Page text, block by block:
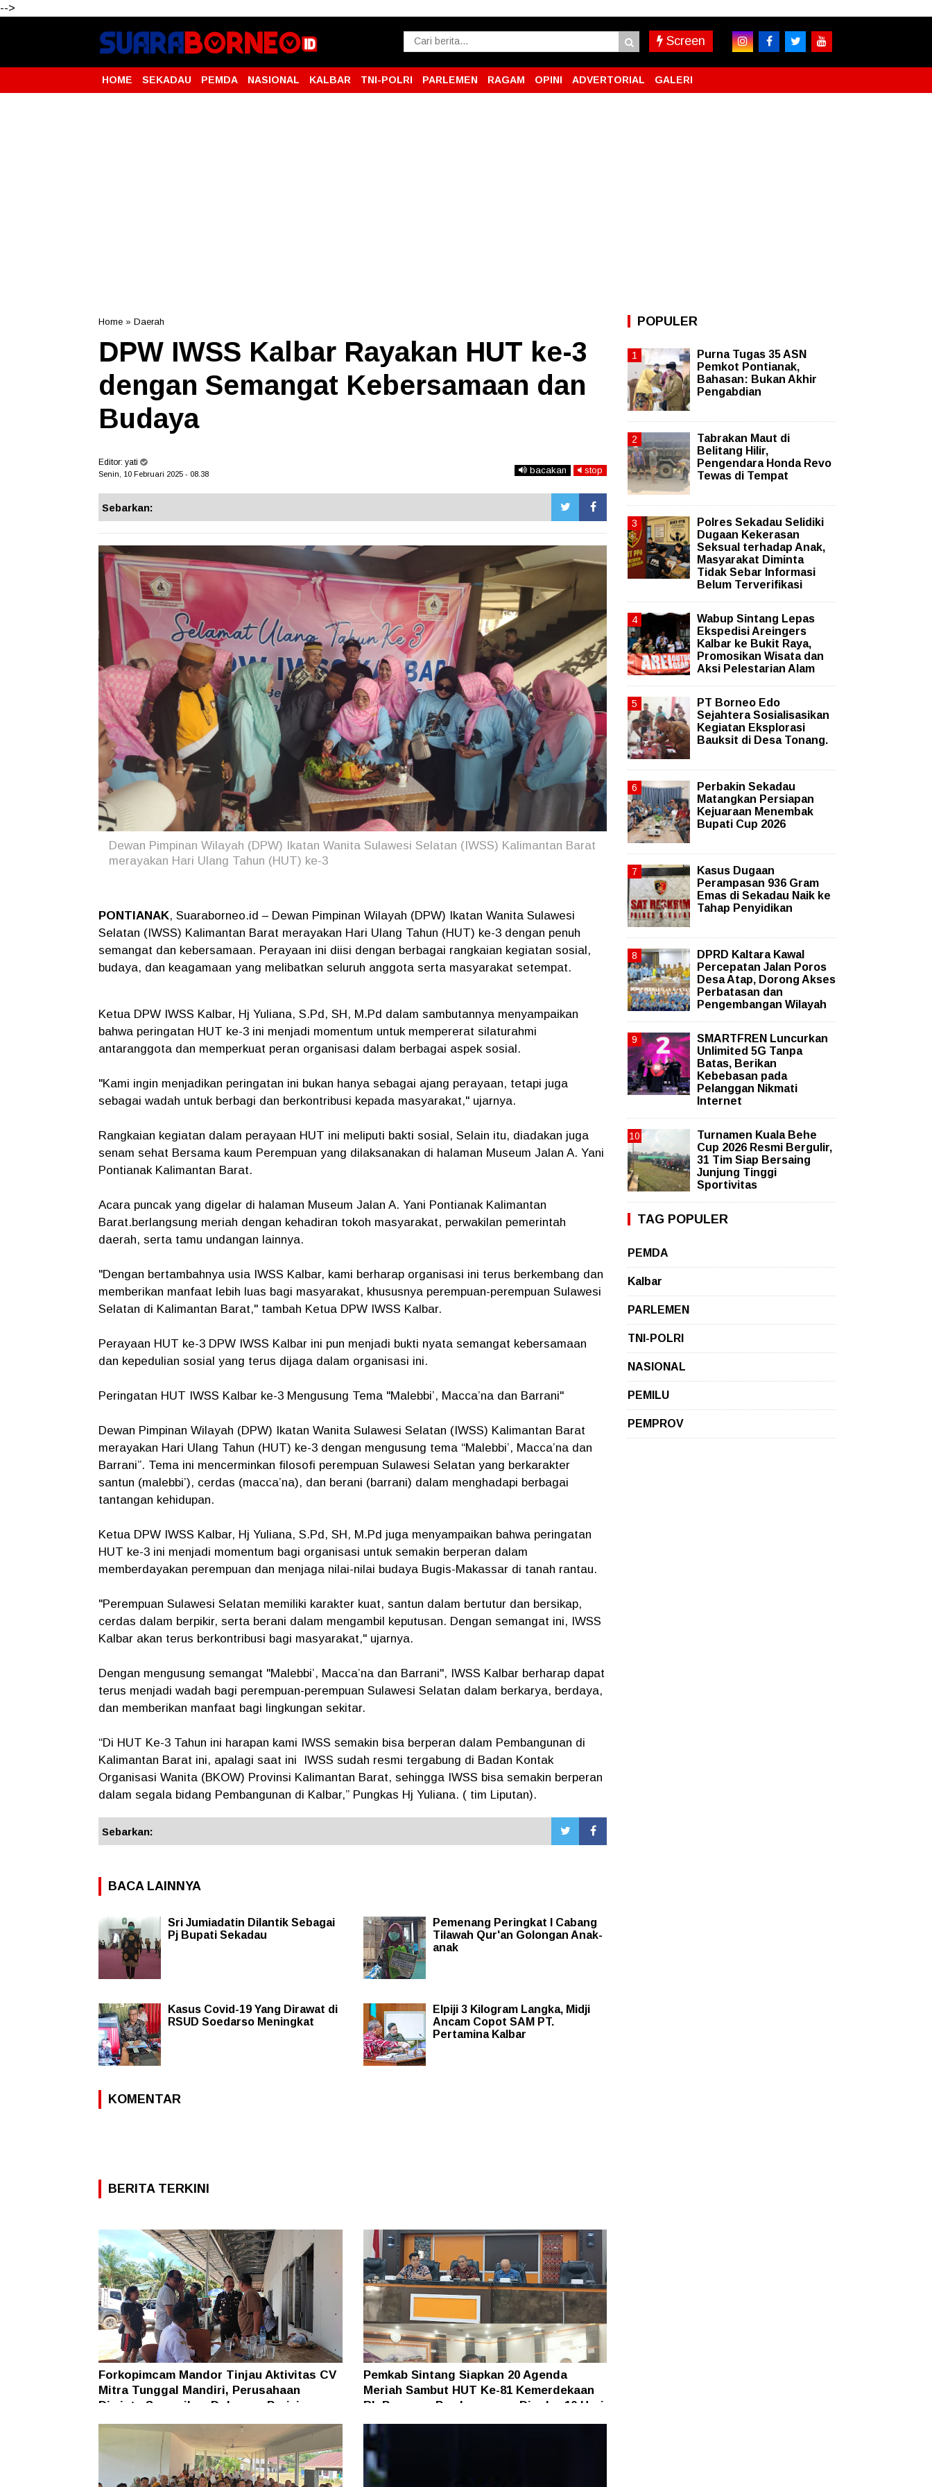
-->
Screen
HOME SEKADAU PEMDA NASIONAL KALBAR TNI-POLRI PARLEMEN RAGAM OPINI ADVERTORIAL GALERI
Home » Daerah
DPW IWSS Kalbar Rayakan HUT ke-3
dengan Semangat Kebersamaan dan
Budaya
Editor: yati
Senin, 10 Februari 2025 - 08.38 bacakan stop
Sebarkan:
Dewan Pimpinan Wilayah (DPW) Ikatan Wanita Sulawesi Selatan (IWSS) Kalimantan Barat
merayakan Hari Ulang Tahun (HUT) ke-3
PONTIANAK, Suaraborneo.id – Dewan Pimpinan Wilayah (DPW) Ikatan Wanita Sulawesi
Selatan (IWSS) Kalimantan Barat merayakan Hari Ulang Tahun (HUT) ke-3 dengan penuh
semangat dan kebersamaan. Perayaan ini diisi dengan berbagai rangkaian kegiatan sosial,
budaya, dan keagamaan yang melibatkan seluruh anggota serta masyarakat setempat.
Ketua DPW IWSS Kalbar, Hj Yuliana, S.Pd, SH, M.Pd dalam sambutannya menyampaikan
bahwa peringatan HUT ke-3 ini menjadi momentum untuk mempererat silaturahmi
antaranggota dan memperkuat peran organisasi dalam berbagai aspek sosial.
"Kami ingin menjadikan peringatan ini bukan hanya sebagai ajang perayaan, tetapi juga
sebagai wadah untuk berbagi dan berkontribusi kepada masyarakat," ujarnya.
Rangkaian kegiatan dalam perayaan HUT ini meliputi bakti sosial, Selain itu, diadakan juga
senam sehat Bersama kaum Perempuan yang dilaksanakan di halaman Museum Jalan A. Yani
Pontianak Kalimantan Barat.
Acara puncak yang digelar di halaman Museum Jalan A. Yani Pontianak Kalimantan
Barat.berlangsung meriah dengan kehadiran tokoh masyarakat, perwakilan pemerintah
daerah, serta tamu undangan lainnya.
"Dengan bertambahnya usia IWSS Kalbar, kami berharap organisasi ini terus berkembang dan
memberikan manfaat lebih luas bagi masyarakat, khususnya perempuan-perempuan Sulawesi
Selatan di Kalimantan Barat," tambah Ketua DPW IWSS Kalbar.
Perayaan HUT ke-3 DPW IWSS Kalbar ini pun menjadi bukti nyata semangat kebersamaan
dan kepedulian sosial yang terus dijaga dalam organisasi ini.
Peringatan HUT IWSS Kalbar ke-3 Mengusung Tema "Malebbi’, Macca’na dan Barrani"
Dewan Pimpinan Wilayah (DPW) Ikatan Wanita Sulawesi Selatan (IWSS) Kalimantan Barat
merayakan Hari Ulang Tahun (HUT) ke-3 dengan mengusung tema “Malebbi’, Macca’na dan
Barrani”. Tema ini mencerminkan filosofi perempuan Sulawesi Selatan yang berkarakter
santun (malebbi’), cerdas (macca’na), dan berani (barrani) dalam menghadapi berbagai
tantangan kehidupan.
Ketua DPW IWSS Kalbar, Hj Yuliana, S.Pd, SH, M.Pd juga menyampaikan bahwa peringatan
HUT ke-3 ini menjadi momentum bagi organisasi untuk semakin berperan dalam
memberdayakan perempuan dan menjaga nilai-nilai budaya Bugis-Makassar di tanah rantau.
"Perempuan Sulawesi Selatan memiliki karakter kuat, santun dalam bertutur dan bersikap,
cerdas dalam berpikir, serta berani dalam mengambil keputusan. Dengan semangat ini, IWSS
Kalbar akan terus berkontribusi bagi masyarakat," ujarnya.
Dengan mengusung semangat "Malebbi’, Macca’na dan Barrani", IWSS Kalbar berharap dapat
terus menjadi wadah bagi perempuan-perempuan Sulawesi Selatan dalam berkarya, berdaya,
dan memberikan manfaat bagi lingkungan sekitar.
“Di HUT Ke-3 Tahun ini harapan kami IWSS semakin bisa berperan dalam Pembangunan di
Kalimantan Barat ini, apalagi saat ini IWSS sudah resmi tergabung di Badan Kontak
Organisasi Wanita (BKOW) Provinsi Kalimantan Barat, sehingga IWSS bisa semakin berperan
dalam segala bidang Pembangunan di Kalbar,” Pungkas Hj Yuliana. ( tim Liputan).
Sebarkan:
BACA LAINNYA
Sri Jumiadatin Dilantik Sebagai
Pj Bupati Sekadau
Pemenang Peringkat I Cabang
Tilawah Qur'an Golongan Anak-
anak
Kasus Covid-19 Yang Dirawat di
RSUD Soedarso Meningkat
Elpiji 3 Kilogram Langka, Midji
Ancam Copot SAM PT.
Pertamina Kalbar
KOMENTAR
BERITA TERKINI
Forkopimcam Mandor Tinjau Aktivitas CV
Mitra Tunggal Mandiri, Perusahaan
Diminta Sampaikan Dokumen Perizinan
Pemkab Sintang Siapkan 20 Agenda
Meriah Sambut HUT Ke-81 Kemerdekaan
RI, Pameran Pembangunan Digelar 10 Hari
POPULER
Purna Tugas 35 ASN
Pemkot Pontianak,
Bahasan: Bukan Akhir
Pengabdian
Tabrakan Maut di
Belitang Hilir,
Pengendara Honda Revo
Tewas di Tempat
Polres Sekadau Selidiki
Dugaan Kekerasan
Seksual terhadap Anak,
Masyarakat Diminta
Tidak Sebar Informasi
Belum Terverifikasi
Wabup Sintang Lepas
Ekspedisi Areingers
Kalbar ke Bukit Raya,
Promosikan Wisata dan
Aksi Pelestarian Alam
PT Borneo Edo
Sejahtera Sosialisasikan
Kegiatan Eksplorasi
Bauksit di Desa Tonang.
Perbakin Sekadau
Matangkan Persiapan
Kejuaraan Menembak
Bupati Cup 2026
Kasus Dugaan
Perampasan 936 Gram
Emas di Sekadau Naik ke
Tahap Penyidikan
DPRD Kaltara Kawal
Percepatan Jalan Poros
Desa Atap, Dorong Akses
Perbatasan dan
Pengembangan Wilayah
SMARTFREN Luncurkan
Unlimited 5G Tanpa
Batas, Berikan
Kebebasan pada
Pelanggan Nikmati
Internet
Turnamen Kuala Behe
Cup 2026 Resmi Bergulir,
31 Tim Siap Bersaing
Junjung Tinggi
Sportivitas
TAG POPULER
PEMDA
Kalbar
PARLEMEN
TNI-POLRI
NASIONAL
PEMILU
PEMPROV